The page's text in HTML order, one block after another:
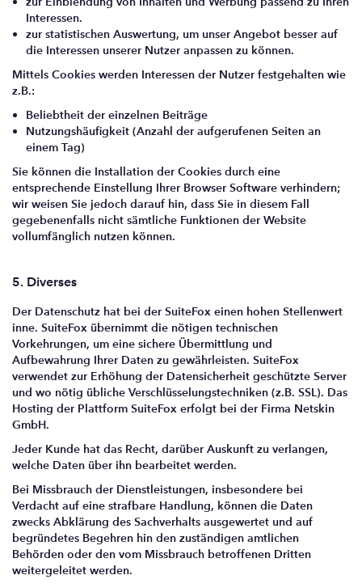
Interessen.
zur statistischen Auswertung, um unser Angebot besser auf
die Interessen unserer Nutzer anpassen zu können.
Mittels Cookies werden Interessen der Nutzer festgehalten wie
z.B.:
Beliebtheit der einzelnen Beiträge
Nutzungshäufigkeit (Anzahl der aufgerufenen Seiten an
einem Tag)
Sie können die Installation der Cookies durch eine
entsprechende Einstellung Ihrer Browser Software verhindern;
wir weisen Sie jedoch darauf hin, dass Sie in diesem Fall
gegebenenfalls nicht sämtliche Funktionen der Website
vollumfänglich nutzen können.
5. Diverses
Der Datenschutz hat bei der SuiteFox einen hohen Stellenwert
inne. SuiteFox übernimmt die nötigen technischen
Vorkehrungen, um eine sichere Übermittlung und
Aufbewahrung Ihrer Daten zu gewährleisten. SuiteFox
verwendet zur Erhöhung der Datensicherheit geschützte Server
und wo nötig übliche Verschlüsselungstechniken (z.B. SSL). Das
Hosting der Plattform SuiteFox erfolgt bei der Firma Netskin
GmbH.
Jeder Kunde hat das Recht, darüber Auskunft zu verlangen,
welche Daten über ihn bearbeitet werden.
Bei Missbrauch der Dienstleistungen, insbesondere bei
Verdacht auf eine strafbare Handlung, können die Daten
zwecks Abklärung des Sachverhalts ausgewertet und auf
begründetes Begehren hin den zuständigen amtlichen
Behörden oder den vom Missbrauch betroffenen Dritten
weitergeleitet werden.